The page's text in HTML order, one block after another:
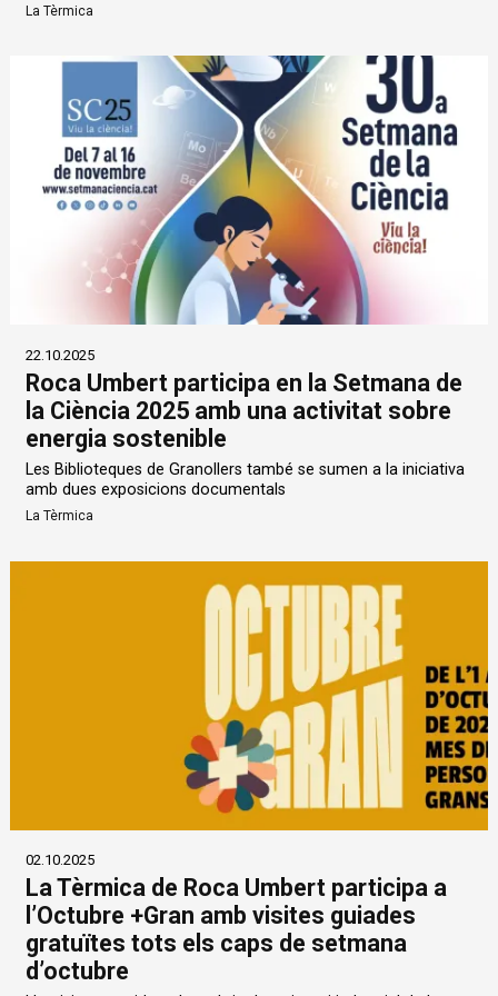
La Tèrmica
22.10.2025
Roca Umbert participa en la Setmana de
la Ciència 2025 amb una activitat sobre
energia sostenible
Les Biblioteques de Granollers també se sumen a la iniciativa
amb dues exposicions documentals
La Tèrmica
02.10.2025
La Tèrmica de Roca Umbert participa a
l’Octubre +Gran amb visites guiades
gratuïtes tots els caps de setmana
d’octubre